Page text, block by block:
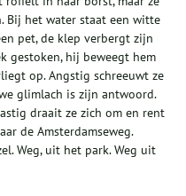
Bij het water staat een witte
pet, de klep verbergt zijn
gestoken, hij beweegt hem
op. Angstig schreeuwt ze
glimlach is zijn antwoord.
draait ze zich om en rent
de Amsterdamseweg.
Weg, uit het park. Weg uit